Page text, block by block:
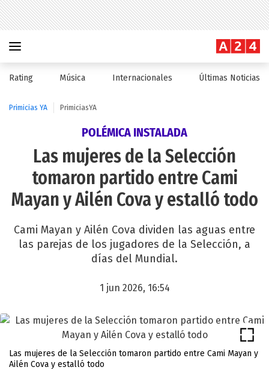
Rating Música Internacionales Últimas Noticias
Primicias YA PrimiciasYA
POLÉMICA INSTALADA
Las mujeres de la Selección
tomaron partido entre Cami
Mayan y Ailén Cova y estalló todo
Cami Mayan y Ailén Cova dividen las aguas entre
las parejas de los jugadores de la Selección, a
días del Mundial.
1 jun 2026, 16:54
Las mujeres de la Selección tomaron partido entre Cami Mayan y
Ailén Cova y estalló todo